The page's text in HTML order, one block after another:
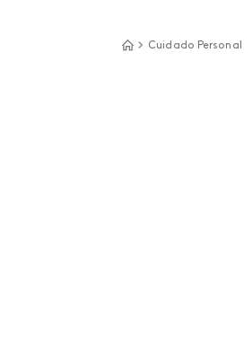
Cuidado Personal